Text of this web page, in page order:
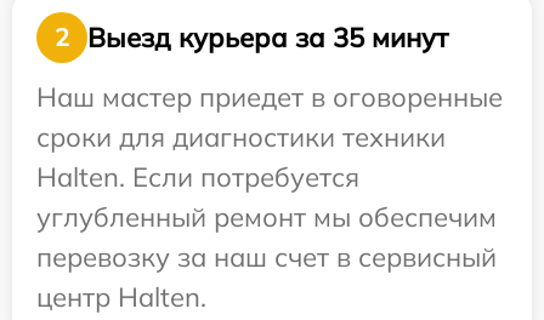
2
Выезд курьера за 35 минут
Наш мастер приедет в оговоренные
сроки для диагностики техники
Halten. Если потребуется
углубленный ремонт мы обеспечим
перевозку за наш счет в сервисный
центр Halten.